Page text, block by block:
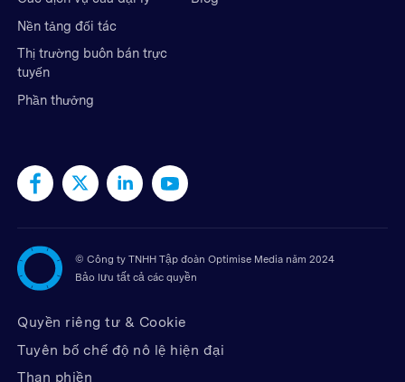
Nền tảng đối tác
Thị trường buôn bán trực
tuyến
Phần thưởng
© Công ty TNHH Tập đoàn Optimise Media năm 2024
Bảo lưu tất cả các quyền
Quyền riêng tư & Cookie
Tuyên bố chế độ nô lệ hiện đại
Than phiền